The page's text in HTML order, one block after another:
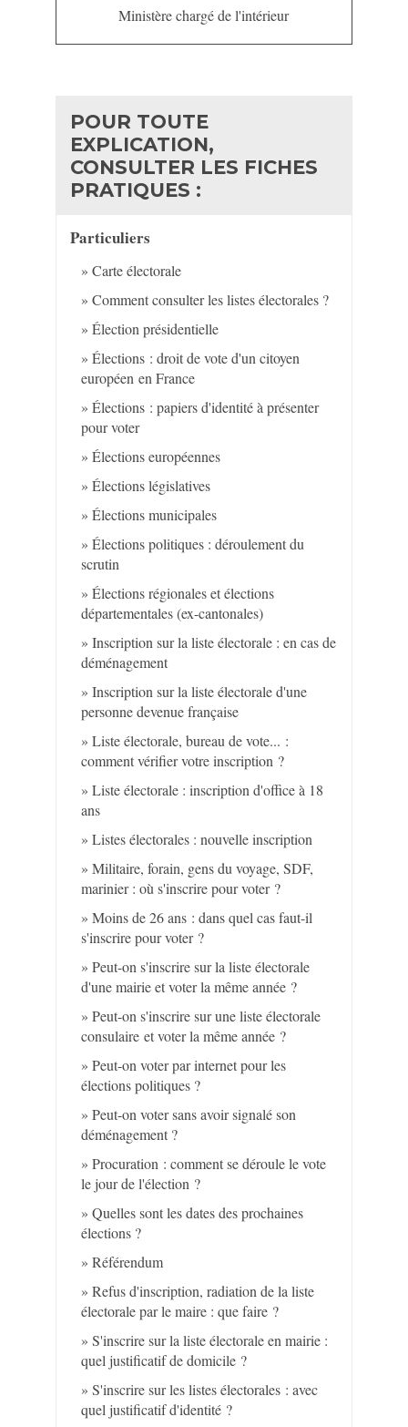
Ministère chargé de l'intérieur
POUR TOUTE
EXPLICATION,
CONSULTER LES FICHES
PRATIQUES :
Particuliers
Carte électorale
Comment consulter les listes électorales ?
Élection présidentielle
Élections : droit de vote d'un citoyen
européen en France
Élections : papiers d'identité à présenter
pour voter
Élections européennes
Élections législatives
Élections municipales
Élections politiques : déroulement du
scrutin
Élections régionales et élections
départementales (ex-cantonales)
Inscription sur la liste électorale : en cas de
déménagement
Inscription sur la liste électorale d'une
personne devenue française
Liste électorale, bureau de vote... :
comment vérifier votre inscription ?
Liste électorale : inscription d'office à 18
ans
Listes électorales : nouvelle inscription
Militaire, forain, gens du voyage, SDF,
marinier : où s'inscrire pour voter ?
Moins de 26 ans : dans quel cas faut-il
s'inscrire pour voter ?
Peut-on s'inscrire sur la liste électorale
d'une mairie et voter la même année ?
Peut-on s'inscrire sur une liste électorale
consulaire et voter la même année ?
Peut-on voter par internet pour les
élections politiques ?
Peut-on voter sans avoir signalé son
déménagement ?
Procuration : comment se déroule le vote
le jour de l'élection ?
Quelles sont les dates des prochaines
élections ?
Référendum
Refus d'inscription, radiation de la liste
électorale par le maire : que faire ?
S'inscrire sur la liste électorale en mairie :
quel justificatif de domicile ?
S'inscrire sur les listes électorales : avec
quel justificatif d'identité ?